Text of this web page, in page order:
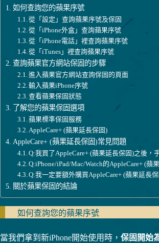
如何查詢您的蘋果序號
從「設定」查詢蘋果序號及保固
從「iPhone外盒」查詢蘋果序號
從「iPhone電話」裡查詢蘋果序號
從「iTunes」裡查詢蘋果序號
查詢蘋果官方網站保固的步驟
進入蘋果官方網站查詢保固的頁面
輸入蘋果iPhone序號
查看蘋果保固狀態
了解您的蘋果保固選項
蘋果標準保固服務
AppleCare+ (蘋果延長保固)
AppleCare+ (蘋果延長保固)常見問題
Q:我買了AppleCare+ (蘋果延長保固)之後，
Q:iPhone/iPad/Mac/Watch的AppleCare+ (
Q:我一定要額外購買AppleCare+ (蘋果延長
關於蘋果保固的結論
如何查詢您的蘋果序號
當我們拿到新iPhone開始使用時， 保固開始